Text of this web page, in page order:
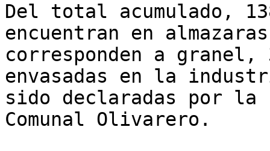
Del total acumulado,
encuentran en
corresponden a granel,
envasadas en la
sido declaradas por la
Comunal Olivarero.